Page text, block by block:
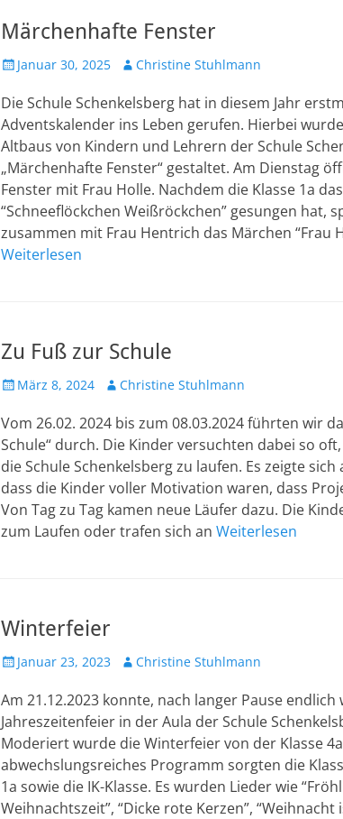
Märchenhafte Fenster
Veröffentlicht
Januar 30, 2025 AutorChristine Stuhlmann
Die Schule Schenkelsberg hat in diesem Jahr
Adventskalender ins Leben gerufen. Hierbei
Altbaus von Kindern und Lehrern der Schule
„Märchenhafte Fenster“ gestaltet. Am Dienstag
Fenster mit Frau Holle. Nachdem die Klasse 1a
“Schneeflöckchen Weißröckchen” gesungen hat,
zusammen mit Frau Hentrich das Märchen “Frau
Weiterlesen
Zu Fuß zur Schule
Veröffentlicht
März 8, 2024 AutorChristine Stuhlmann
Vom 26.02. 2024 bis zum 08.03.2024 führten wir
Schule“ durch. Die Kinder versuchten dabei so
die Schule Schenkelsberg zu laufen. Es zeigte sich
dass die Kinder voller Motivation waren, dass
Von Tag zu Tag kamen neue Läufer dazu. Die
zum Laufen oder trafen sich an Weiterlesen
Winterfeier
Veröffentlicht
Januar 23, 2023 AutorChristine Stuhlmann
Am 21.12.2023 konnte, nach langer Pause endlich
Jahreszeitenfeier in der Aula der Schule
Moderiert wurde die Winterfeier von der Klasse
abwechslungsreiches Programm sorgten die
1a sowie die IK-Klasse. Es wurden Lieder wie
Weihnachtszeit”, “Dicke rote Kerzen”, “Weihnacht